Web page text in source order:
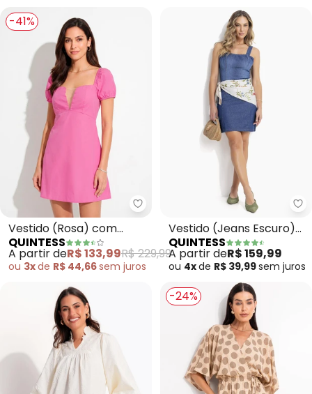
-41%
Quintess - Vestido (Rosa) com
Vestido (Rosa) com
Mangas Bufantes em
Tricoline
QUINTESS
A partir deR$ 133,99R$ 229,99
ou 3xde R$ 44,66sem juros
Vestido (Jeans Escuro)
Tubinho com Abertura
Costas
QUINTESS
A partir deR$ 159,99
ou 4xde R$ 39,99sem juros
-24%